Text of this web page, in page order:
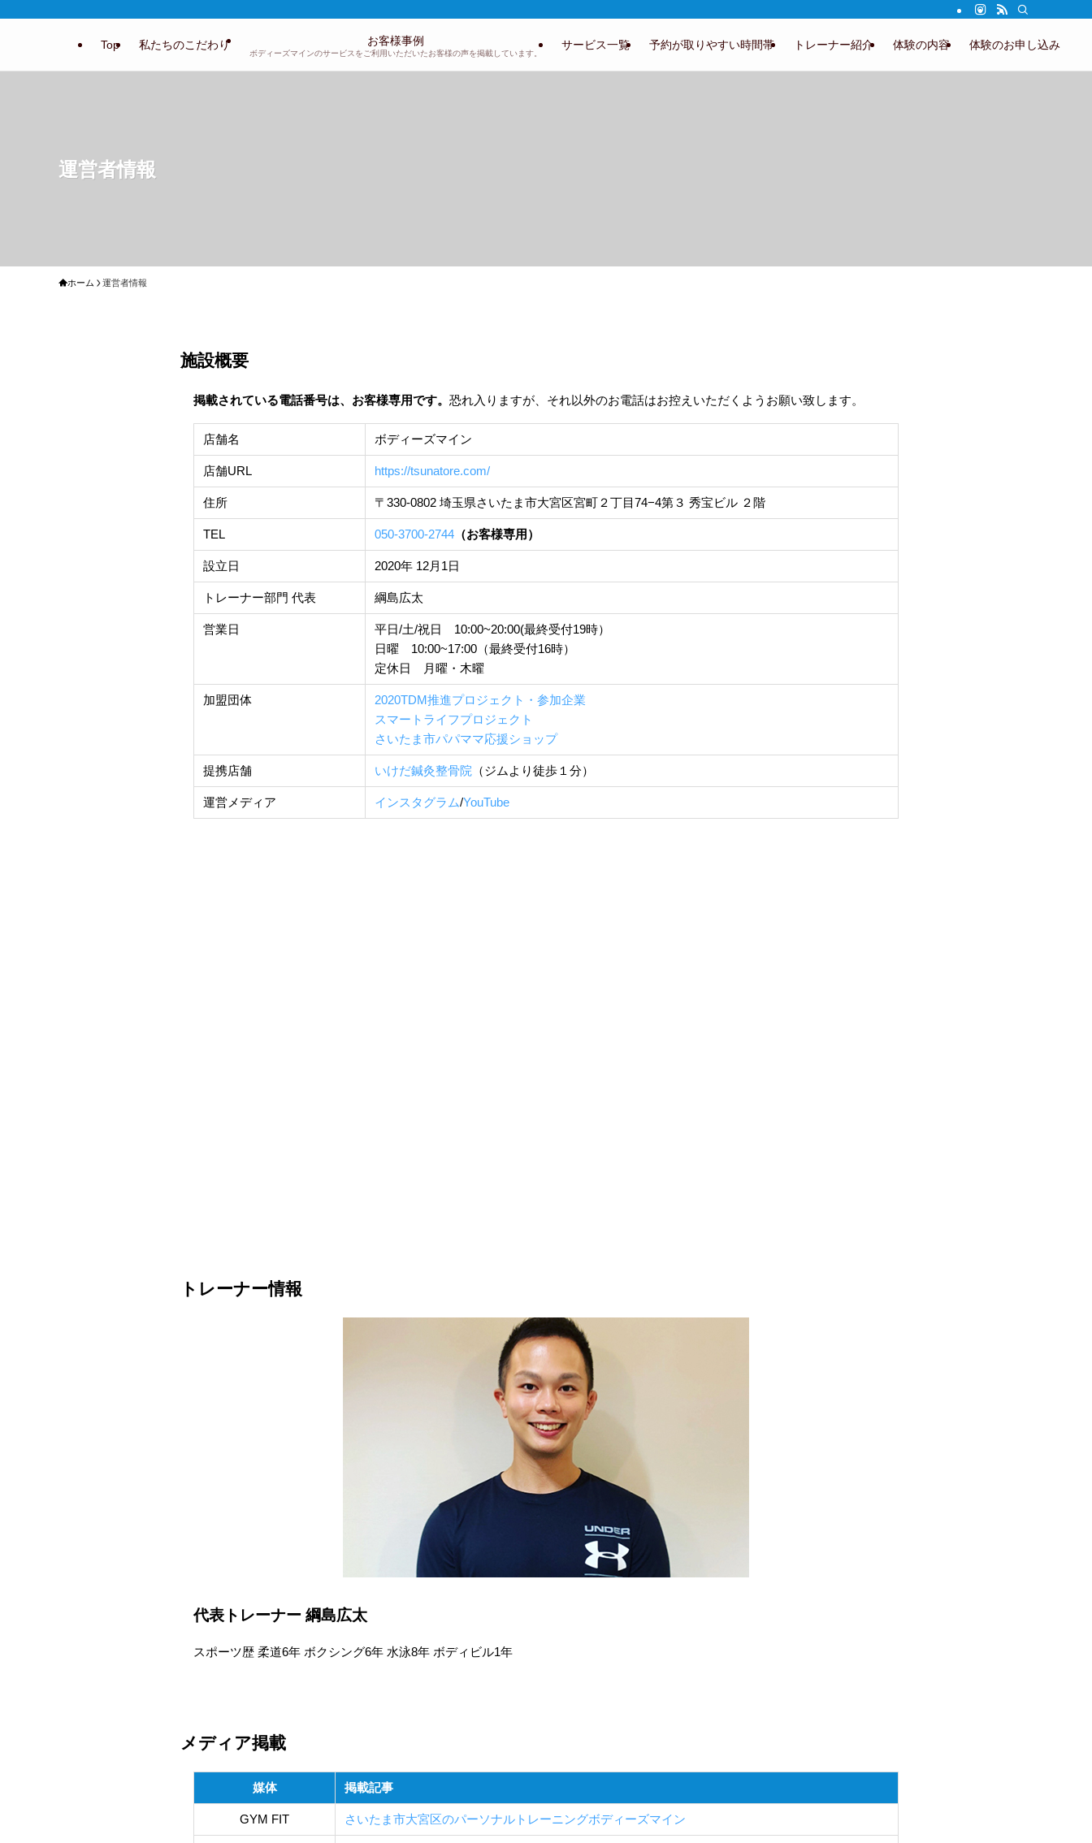
Top 私たちのこだわり お客様事例
ボディーズマインのサービスをご利用いただいたお客様の声を掲載しています。
サービス一覧 予約が取りやすい時間帯 トレーナー紹介 体験の内容 体験のお申し込み
運営者情報
ホーム 運営者情報
施設概要
掲載されている電話番号は、お客様専用です。 恐れ入りますが、それ以外のお電話はお控えいただくようお願い致します。
店舗名 ボディーズマイン
店舗URL https://tsunatore.com/
住所 〒330-0802 埼玉県さいたま市大宮区宮町２丁目74−4第３ 秀宝ビル ２階
TEL 050-3700-2744 （お客様専用）
設立日 2020年 12月1日
トレーナー部門 代表 綱島広太
営業日
平日/土/祝日 10:00~20:00(最終受付19時）
日曜 10:00~17:00（最終受付16時）
定休日 月曜・木曜
加盟団体
2020TDM推進プロジェクト・参加企業
スマートライフプロジェクト
さいたま市パパママ応援ショップ
提携店舗 いけだ鍼灸整骨院 （ジムより徒歩１分）
運営メディア インスタグラム/YouTube
トレーナー情報
代表トレーナー 綱島広太
スポーツ歴 柔道6年 ボクシング6年 水泳8年 ボディビル1年
メディア掲載
媒体 掲載記事
GYM FIT さいたま市大宮区のパーソナルトレーニングボディーズマイン